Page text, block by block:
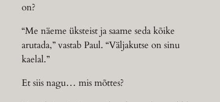
on?
“Me näeme üksteist ja saame seda kõike
arutada,” vastab Paul. “Väljakutse on sinu
kaelal.”
Et siis nagu… mis mõttes?